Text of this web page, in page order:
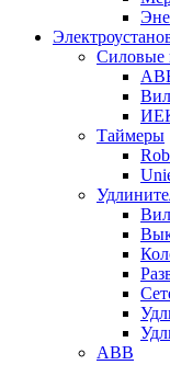
Силовые
Таймеры
ABB